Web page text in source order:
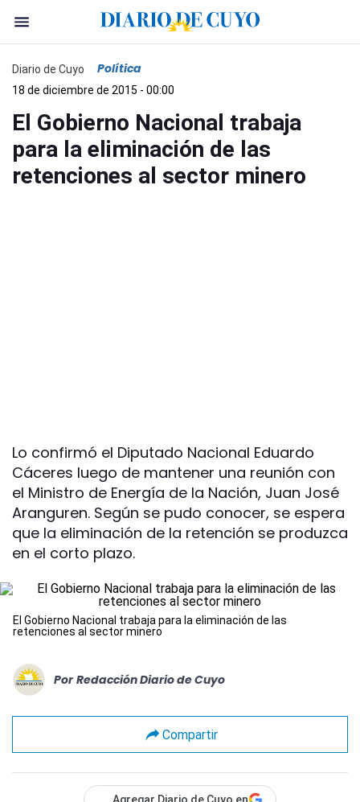
Diario de Cuyo Política
18 de diciembre de 2015 - 00:00
El Gobierno Nacional trabaja
para la eliminación de las
retenciones al sector minero
Lo confirmó el Diputado Nacional Eduardo
Cáceres luego de mantener una reunión con
el Ministro de Energía de la Nación, Juan José
Aranguren. Según se pudo conocer, se espera
que la eliminación de la retención se produzca
en el corto plazo.
El Gobierno Nacional trabaja para la eliminación de las
retenciones al sector minero
Por Redacción Diario de Cuyo
Compartir